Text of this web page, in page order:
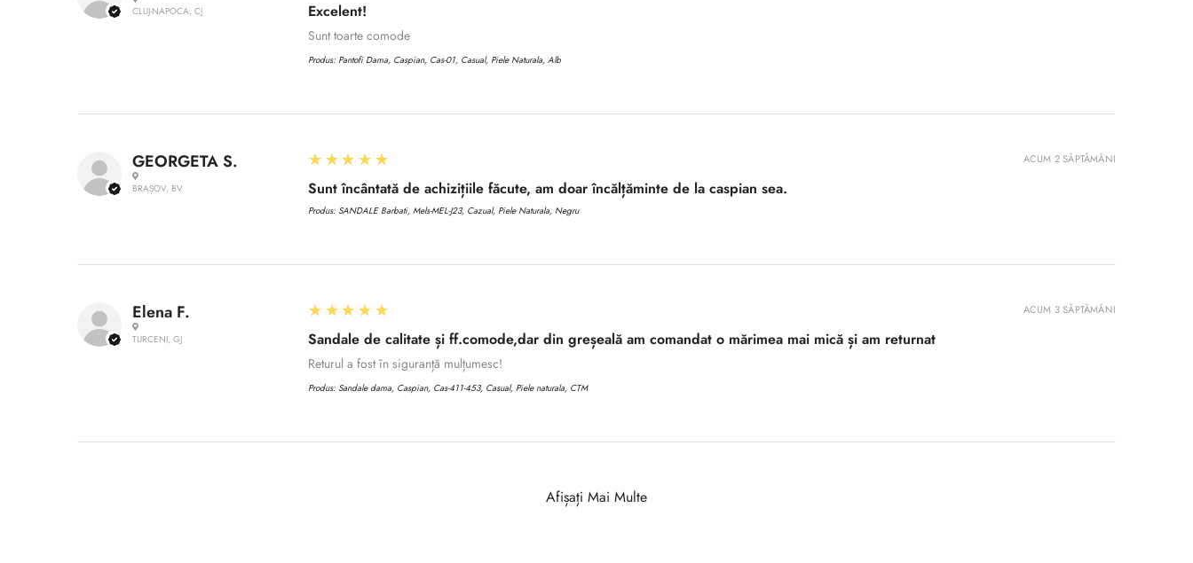
CLUJ-NAPOCA, CJ Excelent!
Sunt toarte comode
Produs: Pantofi Dama, Caspian, Cas-01, Casual, Piele Naturala, Alb
GEORGETA S.
BRAȘOV, BV
5
★★★★★
Sunt încântată de achizițiile făcute, am doar încălțăminte de la caspian sea.
Produs: SANDALE Barbati, Mels-MEL-J23, Cazual, Piele Naturala, Negru
ACUM 2 SĂPTĂMÂNI
Elena F.
TURCENI, GJ
5
★★★★★
Sandale de calitate și ff.comode,dar din greșeală am comandat o mărimea mai mică și am returnat
Returul a fost în siguranță mulțumesc!
Produs: Sandale dama, Caspian, Cas-411-453, Casual, Piele naturala, CTM
ACUM 3 SĂPTĂMÂNI
Afișați Mai Multe